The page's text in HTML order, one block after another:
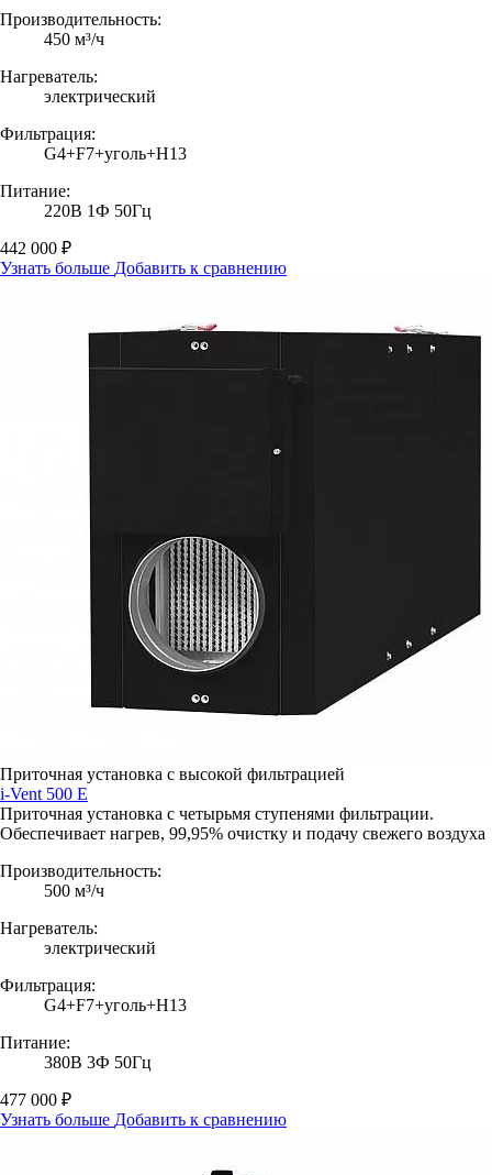
Производительность:
450 м³/ч
Нагреватель:
электрический
Фильтрация:
G4+F7+уголь+H13
Питание:
220В 1Ф 50Гц
442 000 ₽
Узнать больше Добавить к сравнению
Приточная установка с высокой фильтрацией
i-Vent 500 E
Приточная установка с четырьмя ступенями фильтрации.
Обеспечивает нагрев, 99,95% очистку и подачу свежего воздуха
Производительность:
500 м³/ч
Нагреватель:
электрический
Фильтрация:
G4+F7+уголь+H13
Питание:
380В 3Ф 50Гц
477 000 ₽
Узнать больше Добавить к сравнению